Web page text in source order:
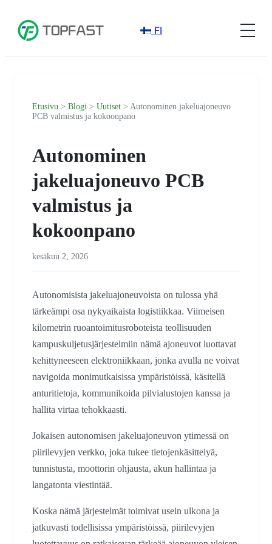
FI
Etusivu > Blogi > Uutiset > Autonominen jakeluajoneuvo
PCB valmistus ja kokoonpano
Autonominen
jakeluajoneuvo PCB
valmistus ja
kokoonpano
kesäkuu 2, 2026
Autonomisista jakeluajoneuvoista on tulossa yhä
tärkeämpi osa nykyaikaista logistiikkaa. Viimeisen
kilometrin ruoantoimitusroboteista teollisuuden
kampuskuljetusjärjestelmiin nämä ajoneuvot luottavat
kehittyneeseen elektroniikkaan, jonka avulla ne voivat
navigoida monimutkaisissa ympäristöissä, käsitellä
anturitietoja, kommunikoida pilvialustojen kanssa ja
hallita virtaa tehokkaasti.
Jokaisen autonomisen jakeluajoneuvon ytimessä on
piirilevyjen verkko, joka tukee tietojenkäsittelyä,
tunnistusta, moottorin ohjausta, akun hallintaa ja
langatonta viestintää.
Koska nämä järjestelmät toimivat usein ulkona ja
jatkuvasti todellisissa ympäristöissä, piirilevyjen